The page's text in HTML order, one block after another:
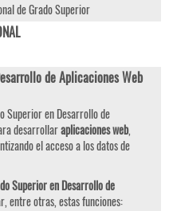
de Grado Superior
de Aplicaciones Web
Superior en Desarrollo de
desarrollaraplicaciones web,
el acceso a los datos de
Superior en Desarrollo de
entre otras, estas funciones: